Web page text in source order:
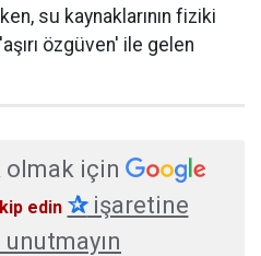
su kaynaklarının fiziki
özgüven' ile gelen
olmak için
edin ✰işaretine
unutmayın